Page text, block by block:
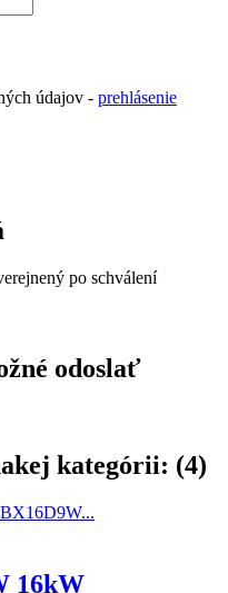
údajov - prehlásenie
po schválení
odoslať
kategórii: (4)
16kW